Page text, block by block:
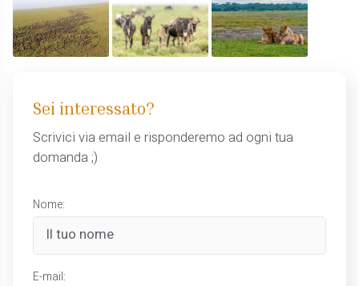
Sei interessato?
Scrivici via email e risponderemo ad ogni tua
domanda ;)
Nome:
E-mail: